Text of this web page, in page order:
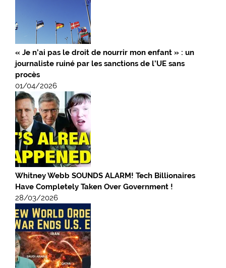
« Je n’ai pas le droit de nourrir mon enfant » : un
journaliste ruiné par les sanctions de l’UE sans
procès
01/04/2026
Whitney Webb SOUNDS ALARM! Tech Billionaires
Have Completely Taken Over Government !
28/03/2026